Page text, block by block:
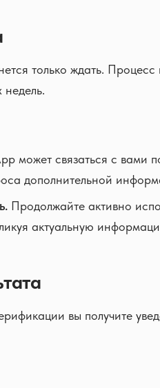
только ждать.
недель.
может связаться с вами
дополнительной
Продолжайте активно
актуальную
вы получите